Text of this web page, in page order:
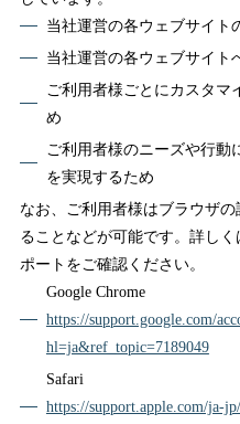
当社運営の各ウェブサイト
当社運営の各ウェブサイト
ご利用者様ごとにカスタマ
め
ご利用者様のニーズや行動
を実現するため
なお、ご利用者様はブラウザ
ることなどが可能です。詳し
ポートをご確認ください。
Google Chrome
https://support.google.com/
hl=ja&ref_topic=7189049
Safari
https://support.apple.com/ja-